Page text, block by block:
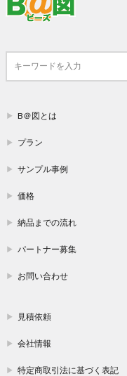
B＠図とは
プラン
サンプル事例
価格
納品までの流れ
パートナー募集
お問い合わせ
見積依頼
会社情報
特定商取引法に基づく表記